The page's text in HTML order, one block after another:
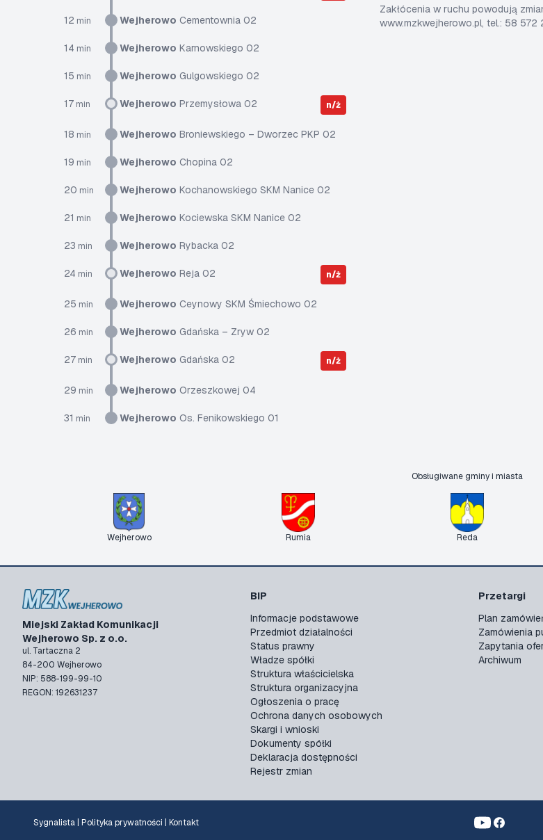
12 min Wejherowo Cementownia 02
14 min Wejherowo Karnowskiego 02
15 min Wejherowo Gulgowskiego 02
17 min Wejherowo Przemysłowa 02 n/ż
18 min Wejherowo Broniewskiego – Dworzec PKP 02
19 min Wejherowo Chopina 02
20 min Wejherowo Kochanowskiego SKM Nanice 02
21 min Wejherowo Kociewska SKM Nanice 02
23 min Wejherowo Rybacka 02
24 min Wejherowo Reja 02 n/ż
25 min Wejherowo Ceynowy SKM Śmiechowo 02
26 min Wejherowo Gdańska – Zryw 02
27 min Wejherowo Gdańska 02 n/ż
29 min Wejherowo Orzeszkowej 04
31 min Wejherowo Os. Fenikowskiego 01
Zakłócenia w ruchu powodują
www.mzkwejherowo.pl, tel.: 58 572
Obsługiwane gminy i miasta
Wejherowo Rumia Reda
Miejski Zakład Komunikacji
Wejherowo Sp. z o.o.
ul. Tartaczna 2
84-200 Wejherowo
NIP: 588-199-99-10
REGON: 192631237
BIP
Informacje podstawowe
Przedmiot działalności
Status prawny
Władze spółki
Struktura właścicielska
Struktura organizacyjna
Ogłoszenia o pracę
Ochrona danych osobowych
Skargi i wnioski
Dokumenty spółki
Deklaracja dostępności
Rejestr zmian
Przetargi
Plan
Zamówienia
Zapytania
Archiwum
Sygnalista Polityka prywatności Kontakt